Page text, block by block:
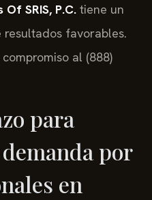
SRIS, P.C. tiene un
favorables.
al (888)
para
por
en